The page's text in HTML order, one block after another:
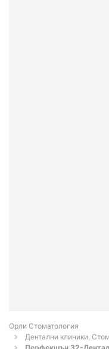
Орли Стоматология
Дентални клиники,